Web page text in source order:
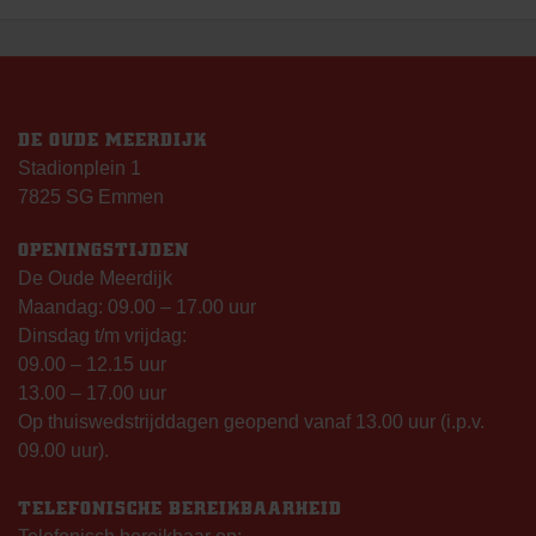
DE OUDE MEERDIJK
Stadionplein 1
7825 SG Emmen
OPENINGSTIJDEN
De Oude Meerdijk
Maandag: 09.00 – 17.00 uur
Dinsdag t/m vrijdag:
09.00 – 12.15 uur
13.00 – 17.00 uur
Op thuiswedstrijddagen geopend vanaf 13.00 uur (i.p.v.
09.00 uur).
TELEFONISCHE BEREIKBAARHEID